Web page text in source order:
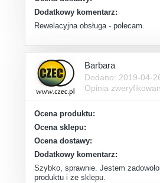
Dodatkowy komentarz:
Rewelacyjna obsługa - polecam.
Barbara
Dodano: 2019-04-
Opinia
Ocena produktu:
Ocena sklepu:
Ocena dostawy:
Dodatkowy komentarz:
Szybko, sprawnie. Jestem
produktu i ze sklepu.